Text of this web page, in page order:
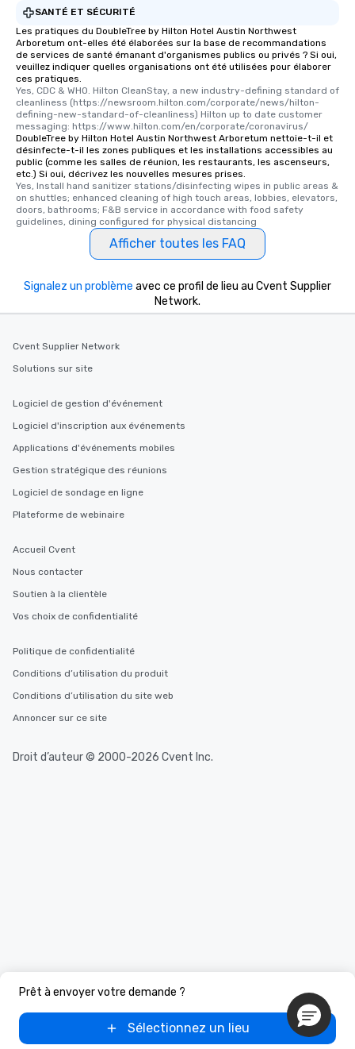
SANTÉ ET SÉCURITÉ
Les pratiques du DoubleTree by Hilton Hotel Austin Northwest
Arboretum ont-elles été élaborées sur la base de recommandations
de services de santé émanant d'organismes publics ou privés ? Si oui,
veuillez indiquer quelles organisations ont été utilisées pour élaborer
ces pratiques.
Yes, CDC & WHO. Hilton CleanStay, a new industry-defining standard of
cleanliness (https://newsroom.hilton.com/corporate/news/hilton-
defining-new-standard-of-cleanliness) Hilton up to date customer
messaging: https://www.hilton.com/en/corporate/coronavirus/
DoubleTree by Hilton Hotel Austin Northwest Arboretum nettoie-t-il et
désinfecte-t-il les zones publiques et les installations accessibles au
public (comme les salles de réunion, les restaurants, les ascenseurs,
etc.) Si oui, décrivez les nouvelles mesures prises.
Yes, Install hand sanitizer stations/disinfecting wipes in public areas &
on shuttles; enhanced cleaning of high touch areas, lobbies, elevators,
doors, bathrooms; F&B service in accordance with food safety
guidelines, dining configured for physical distancing
Afficher toutes les FAQ
Prêt à envoyer votre demande ?
Sélectionnez un lieu
Signalez un problème avec ce profil de lieu au Cvent Supplier
Network.
Cvent Supplier Network
Solutions sur site
Logiciel de gestion d'événement
Logiciel d'inscription aux événements
Applications d'événements mobiles
Gestion stratégique des réunions
Logiciel de sondage en ligne
Plateforme de webinaire
Accueil Cvent
Nous contacter
Soutien à la clientèle
Vos choix de confidentialité
Politique de confidentialité
Conditions d’utilisation du produit
Conditions d’utilisation du site web
Annoncer sur ce site
Droit d’auteur © 2000-2026 Cvent Inc.